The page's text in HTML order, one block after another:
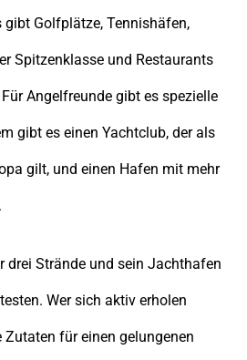
gibt Golfplätze, Tennishäfen,
Spitzenklasse und Restaurants
Angelfreunde gibt es spezielle
gibt es einen Yachtclub, der als
gilt, und einen Hafen mit mehr
drei Strände und sein Jachthafen
Wer sich aktiv erholen
für einen gelungenen